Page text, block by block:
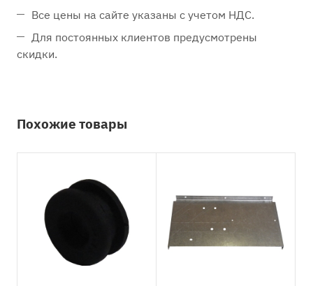
Все цены на сайте указаны с учетом НДС.
Для постоянных клиентов предусмотрены
скидки.
Похожие товары